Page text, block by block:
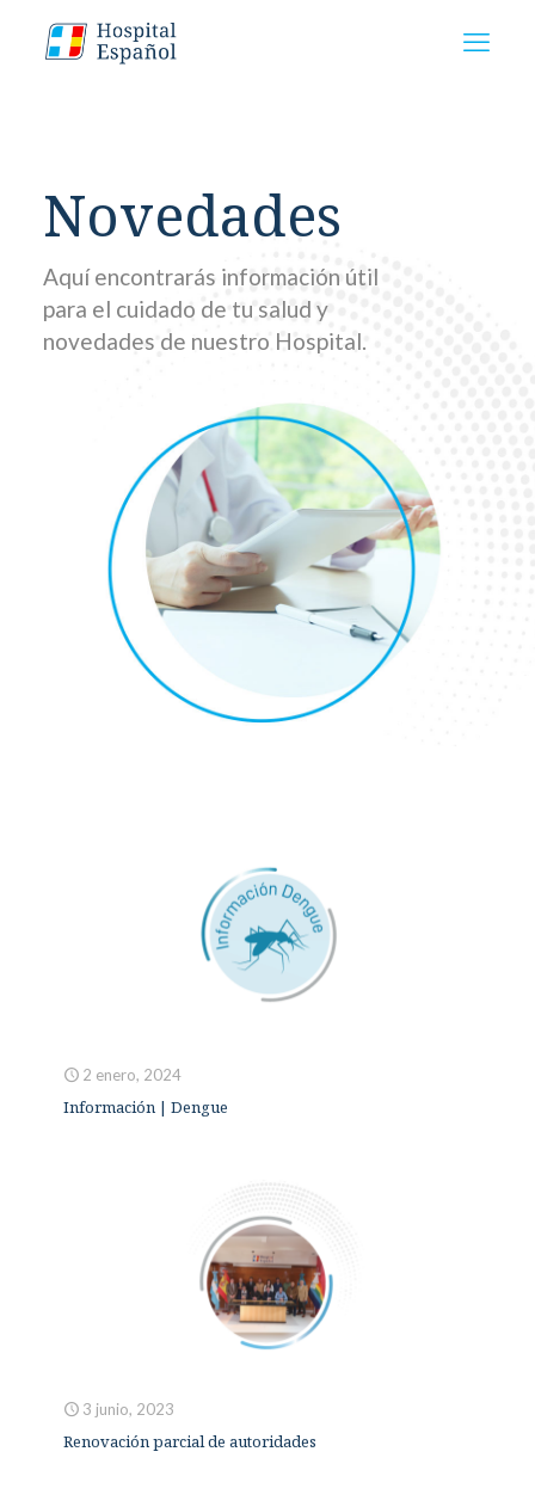
Novedades
Aquí encontrarás información útil
para el cuidado de tu salud y
novedades de nuestro Hospital.
2 enero, 2024
Información | Dengue
3 junio, 2023
Renovación parcial de autoridades